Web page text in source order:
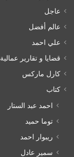
عاجل
عالم أفضل
علي احمد
قضايا و تقارير عمالية
كارل ماركس
كتاب
احمد عبد الستار
توما حميد
ريبوار احمد
سمير عادل